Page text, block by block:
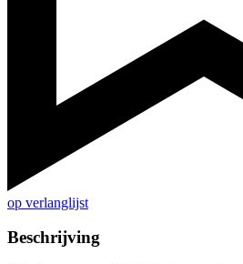
op verlanglijst
Beschrijving